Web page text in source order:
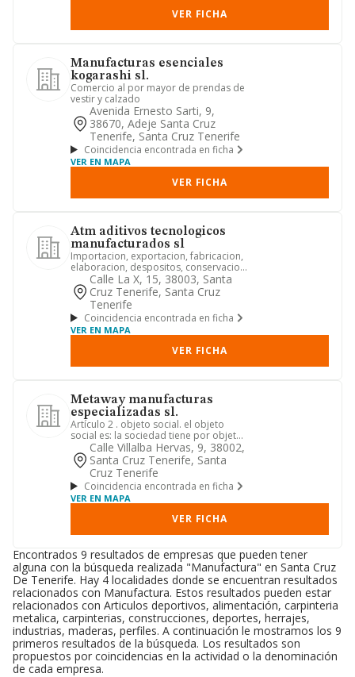
VER FICHA
Manufacturas esenciales
kogarashi sl.
Comercio al por mayor de prendas de
vestir y calzado
Avenida Ernesto Sarti, 9,
38670, Adeje Santa Cruz
Tenerife, Santa Cruz Tenerife
Coincidencia encontrada en ficha
VER EN MAPA
VER FICHA
Atm aditivos tecnologicos
manufacturados sl
Importacion, exportacion, fabricacion,
elaboracion, despositos, conservacion,
compras, ventas, en g...
Calle La X, 15, 38003, Santa
Cruz Tenerife, Santa Cruz
Tenerife
Coincidencia encontrada en ficha
VER EN MAPA
VER FICHA
Metaway manufacturas
especializadas sl.
Artículo 2 . objeto social. el objeto
social es: la sociedad tiene por objeto
el desarrollo de las ...
Calle Villalba Hervas, 9, 38002,
Santa Cruz Tenerife, Santa
Cruz Tenerife
Coincidencia encontrada en ficha
VER EN MAPA
VER FICHA
Encontrados 9 resultados de empresas que pueden tener
alguna con la búsqueda realizada "Manufactura" en Santa Cruz
De Tenerife. Hay 4 localidades donde se encuentran resultados
relacionados con Manufactura. Estos resultados pueden estar
relacionados con Articulos deportivos, alimentación, carpinteria
metalica, carpinterias, construcciones, deportes, herrajes,
industrias, maderas, perfiles. A continuación le mostramos los 9
primeros resultados de la búsqueda. Los resultados son
propuestos por coincidencias en la actividad o la denominación
de cada empresa.